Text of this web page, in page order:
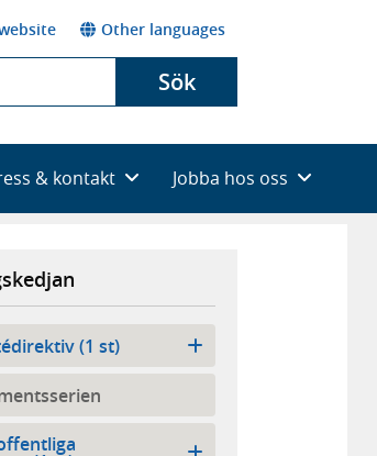
Other languages
Sök
& kontakt Jobba hos oss
(1 st)